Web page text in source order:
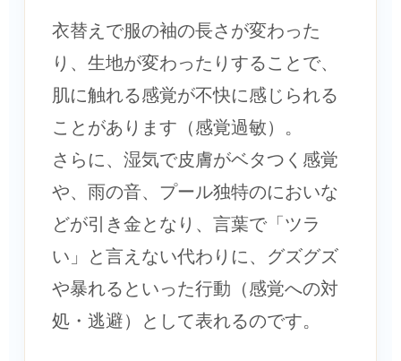
衣替えで服の袖の長さが変わった
り、生地が変わったりすることで、
肌に触れる感覚が不快に感じられる
ことがあります（感覚過敏）。
さらに、湿気で皮膚がベタつく感覚
や、雨の音、プール独特のにおいな
どが引き金となり、言葉で「ツラ
い」と言えない代わりに、グズグズ
や暴れるといった行動（感覚への対
処・逃避）として表れるのです。